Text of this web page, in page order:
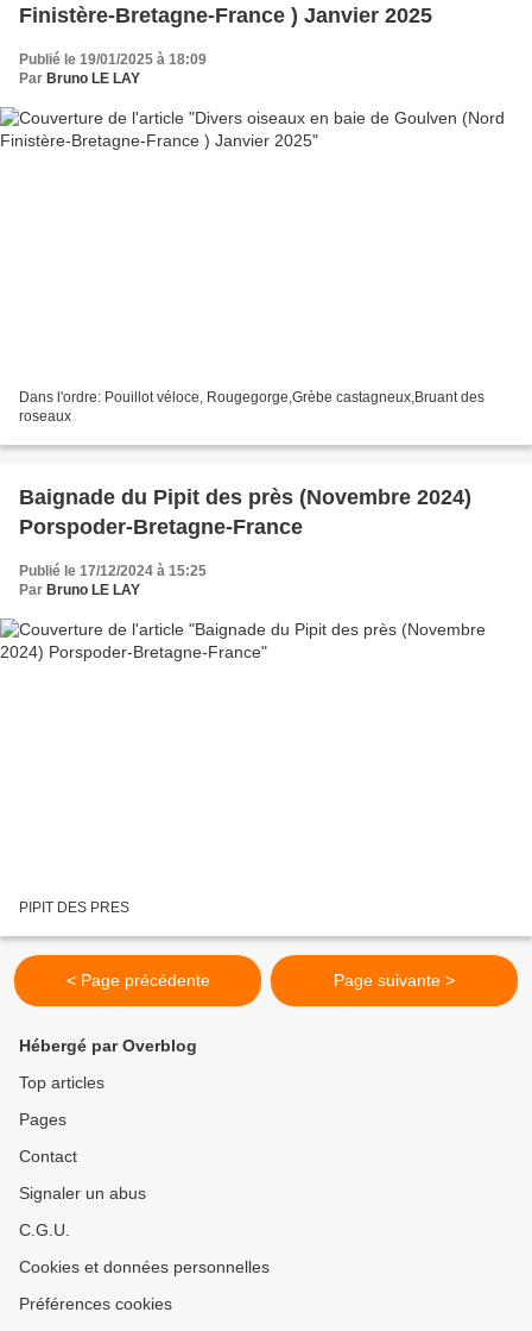
Finistère-Bretagne-France ) Janvier 2025
Publié le 19/01/2025 à 18:09
Par Bruno LE LAY
Dans l'ordre: Pouillot véloce, Rougegorge,Grèbe castagneux,Bruant des
roseaux
Baignade du Pipit des près (Novembre 2024)
Porspoder-Bretagne-France
Publié le 17/12/2024 à 15:25
Par Bruno LE LAY
PIPIT DES PRES
< Page précédente Page suivante >
Hébergé par Overblog
Top articles
Pages
Contact
Signaler un abus
C.G.U.
Cookies et données personnelles
Préférences cookies